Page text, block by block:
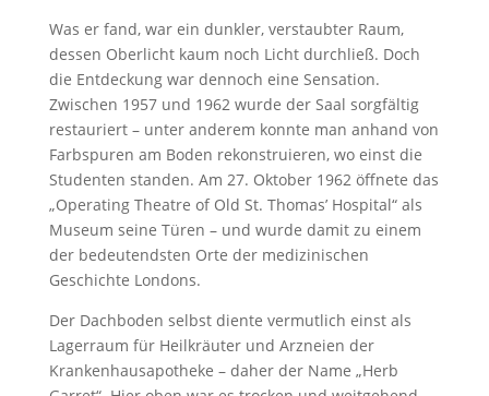
Was er fand, war ein dunkler, verstaubter Raum,
dessen Oberlicht kaum noch Licht durchließ. Doch
die Entdeckung war dennoch eine Sensation.
Zwischen 1957 und 1962 wurde der Saal sorgfältig
restauriert – unter anderem konnte man anhand von
Farbspuren am Boden rekonstruieren, wo einst die
Studenten standen. Am 27. Oktober 1962 öffnete das
„Operating Theatre of Old St. Thomas’ Hospital“ als
Museum seine Türen – und wurde damit zu einem
der bedeutendsten Orte der medizinischen
Geschichte Londons.
Der Dachboden selbst diente vermutlich einst als
Lagerraum für Heilkräuter und Arzneien der
Krankenhausapotheke – daher der Name „Herb